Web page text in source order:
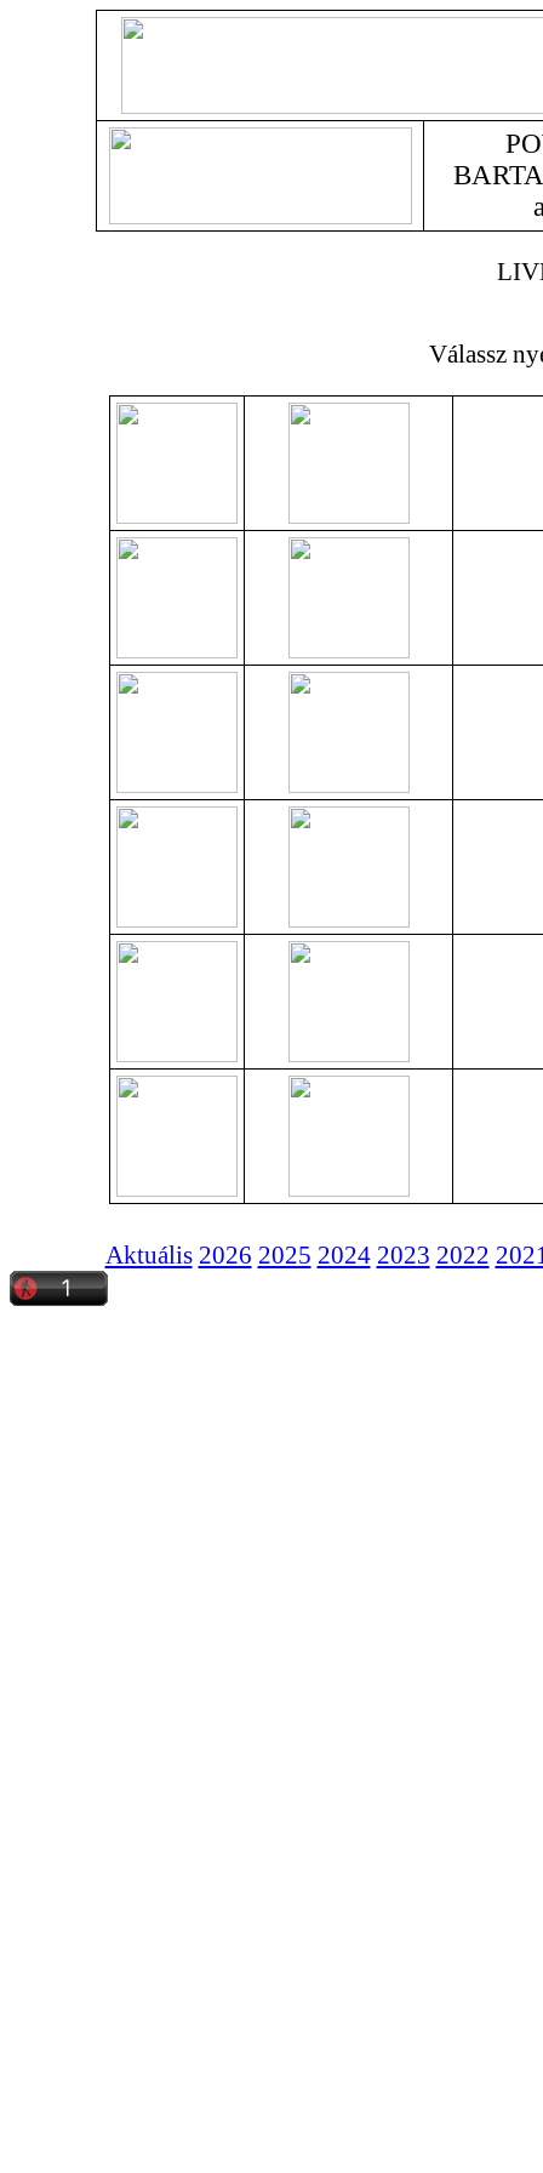
Válassz
Aktuális 2026 2025 2024 2023 2022